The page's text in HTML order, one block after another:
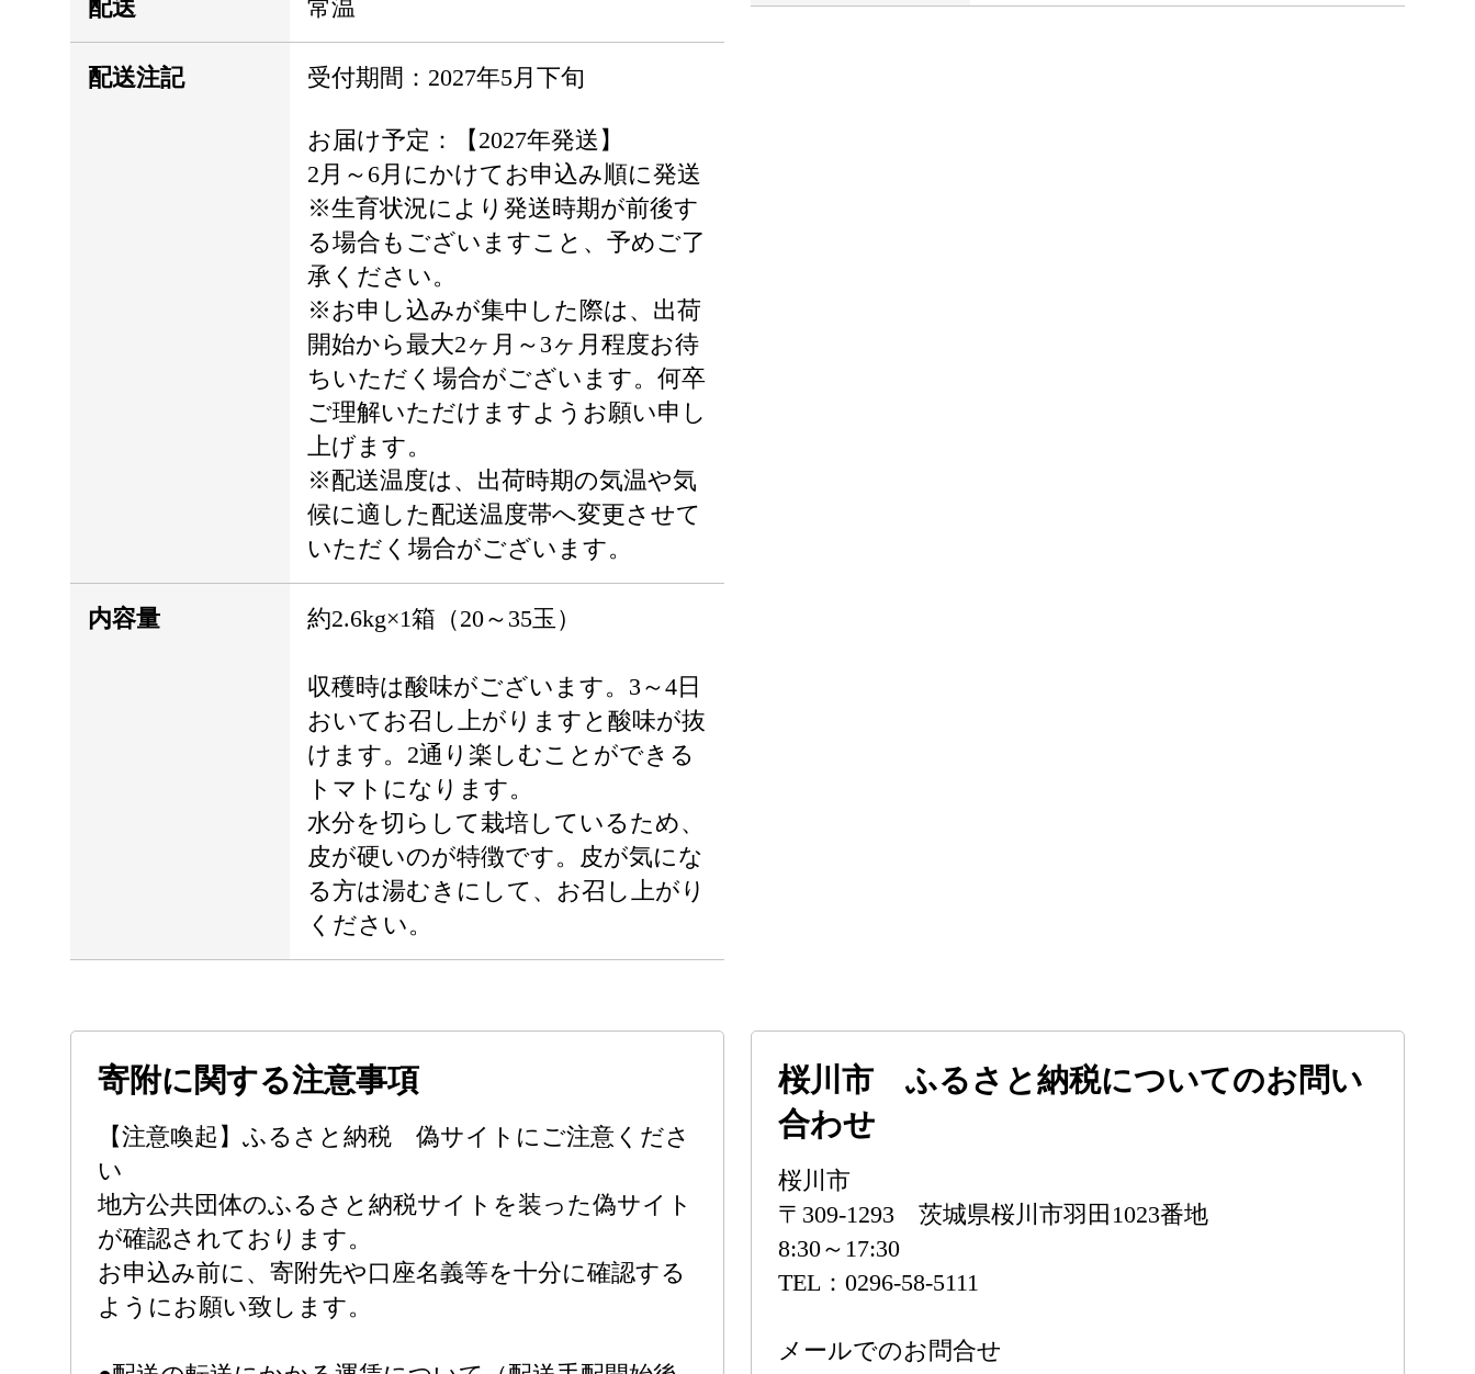
配送 常温
配送注記 受付期間：2027年5月下旬
お届け予定：【2027年発送】
2月～6月にかけてお申込み順に発送
※生育状況により発送時期が前後す
る場合もございますこと、予めご了
承ください。
※お申し込みが集中した際は、出荷
開始から最大2ヶ月～3ヶ月程度お待
ちいただく場合がございます。何卒
ご理解いただけますようお願い申し
上げます。
※配送温度は、出荷時期の気温や気
候に適した配送温度帯へ変更させて
いただく場合がございます。
内容量 約2.6kg×1箱（20～35玉）
収穫時は酸味がございます。3～4日
おいてお召し上がりますと酸味が抜
けます。2通り楽しむことができる
トマトになります。
水分を切らして栽培しているため、
皮が硬いのが特徴です。皮が気にな
る方は湯むきにして、お召し上がり
ください。
寄附に関する注意事項
【注意喚起】ふるさと納税 偽サイトにご注意くださ
い
地方公共団体のふるさと納税サイトを装った偽サイト
が確認されております。
お申込み前に、寄附先や口座名義等を十分に確認する
ようにお願い致します。
桜川市 ふるさと納税についてのお問い
合わせ
桜川市
〒309-1293 茨城県桜川市羽田1023番地
8:30～17:30
TEL：0296-58-5111
メールでのお問合せ